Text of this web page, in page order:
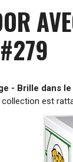
- Brille dans
est